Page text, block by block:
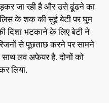
जा रही है और उसे ढूंढने का
के शक की सुई बेटी पर घूम
दिशा भटकाने के लिए बेटी ने
से पूछताछ करने पर सामने
लव अफेयर है. दोनों को
लिया.